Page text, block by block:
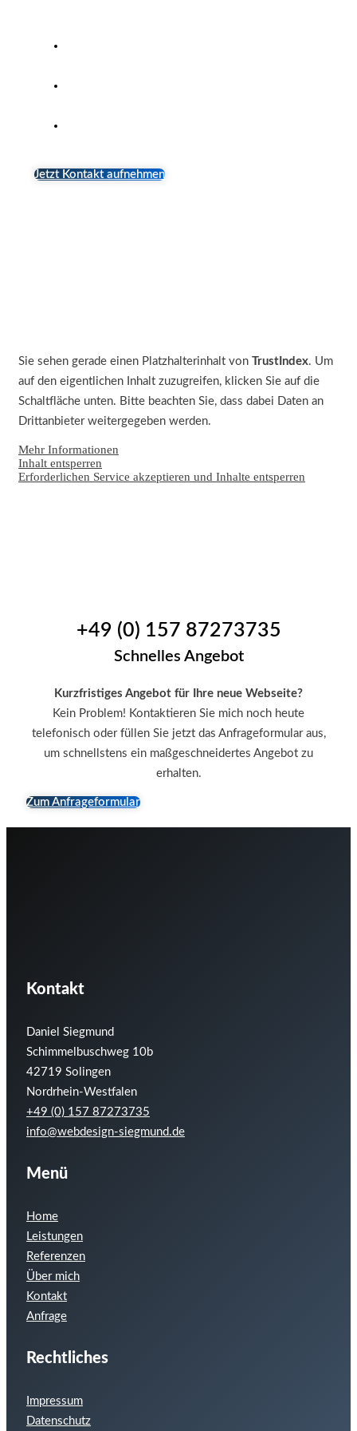
Jetzt Kontakt aufnehmen
Sie sehen gerade einen Platzhalterinhalt von TrustIndex. Um
auf den eigentlichen Inhalt zuzugreifen, klicken Sie auf die
Schaltfläche unten. Bitte beachten Sie, dass dabei Daten an
Drittanbieter weitergegeben werden.
Mehr Informationen
Inhalt entsperren
Erforderlichen Service akzeptieren und Inhalte entsperren
+49 (0) 157 87273735
Schnelles Angebot
Kurzfristiges Angebot für Ihre neue Webseite?
Kein Problem! Kontaktieren Sie mich noch heute
telefonisch oder füllen Sie jetzt das Anfrage­formular aus,
um schnellstens ein maßgeschnei­dertes Angebot zu
erhalten.
Zum Anfrageformular
Kontakt
Daniel Siegmund
Schimmelbuschweg 10b
42719 Solingen
Nordrhein-Westfalen
+49 (0) 157 87273735
info@webdesign-siegmund.de
Menü
Home
Leistungen
Referenzen
Über mich
Kontakt
Anfrage
Rechtliches
Impressum
Datenschutz